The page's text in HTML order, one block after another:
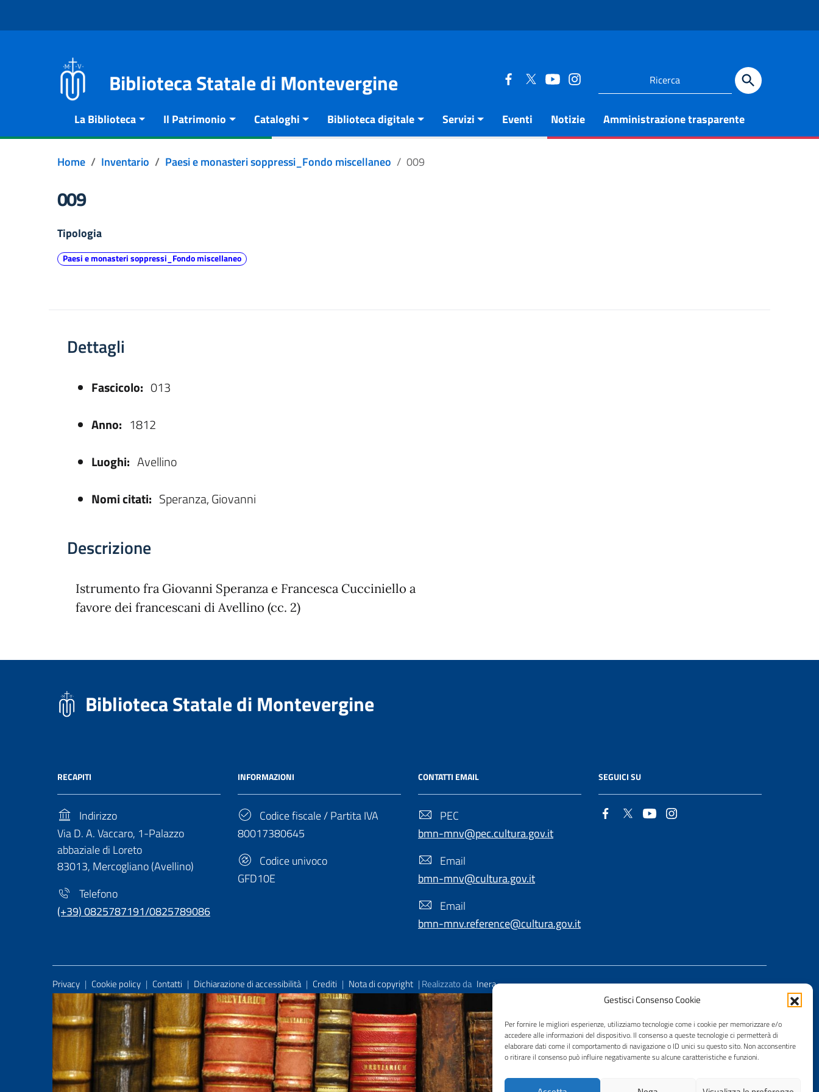
Gestisci Consenso Cookie
Per fornire le migliori esperienze, utilizziamo tecnologie come i cookie per memorizzare e/o
accedere alle informazioni del dispositivo. Il consenso a queste tecnologie ci permetterà di
elaborare dati come il comportamento di navigazione o ID unici su questo sito. Non acconsentire
o ritirare il consenso può influire negativamente su alcune caratteristiche e funzioni.
Biblioteca Statale di Montevergine
La Biblioteca Il Patrimonio Cataloghi Biblioteca digitale Servizi Eventi Notizie Amministrazione trasparente
Home Inventario Paesi e monasteri soppressi_Fondo miscellaneo 009
009
Tipologia
Paesi e monasteri soppressi_Fondo miscellaneo
Dettagli
Fascicolo: 013
Anno: 1812
Luoghi: Avellino
Nomi citati: Speranza, Giovanni
Descrizione
Istrumento fra Giovanni Speranza e Francesca Cucciniello a
favore dei francescani di Avellino (cc. 2)
Biblioteca Statale di Montevergine
RECAPITI
Indirizzo
Via D. A. Vaccaro, 1-Palazzo
abbaziale di Loreto
83013, Mercogliano (Avellino)
Telefono
(+39) 0825787191/0825789086
INFORMAZIONI
Codice fiscale / Partita IVA
80017380645
Codice univoco
GFD10E
CONTATTI EMAIL
PEC
bmn-mnv@pec.cultura.gov.it
Email
bmn-mnv@cultura.gov.it
Email
bmn-mnv.reference@cultura.gov.it
SEGUICI SU
Useful Links Section
Privacy | Cookie policy | Contatti | Dichiarazione di accessibilità | Crediti | Nota di copyright | Realizzato da Inera